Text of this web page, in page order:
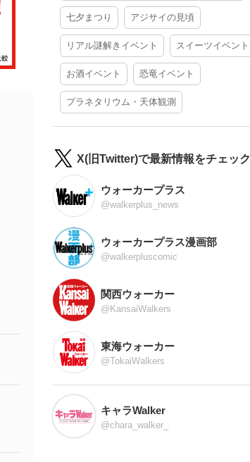
七夕まつり アジサイの見頃
リアル謎解きイベント スイーツイベント
お酒イベント 恐竜イベント
プラネタリウム・天体観測
X(旧Twitter)で最新情報をチェック
ウォーカープラス
@walkerplus_news
ウォーカープラス漫画部
@walkerpluscomic
関西ウォーカー
@KansaiWalkers
東海ウォーカー
@TokaiWalkers
キャラWalker
@chara_walker_